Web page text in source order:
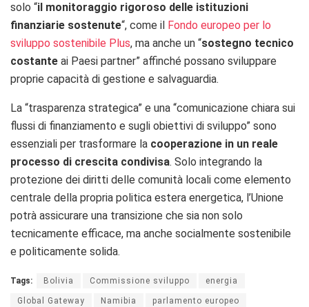
solo “il monitoraggio rigoroso delle istituzioni
finanziarie sostenute“, come il Fondo europeo per lo
sviluppo sostenibile Plus, ma anche un “sostegno tecnico
costante ai Paesi partner” affinché possano sviluppare
proprie capacità di gestione e salvaguardia.
La “trasparenza strategica” e una “comunicazione chiara sui
flussi di finanziamento e sugli obiettivi di sviluppo” sono
essenziali per trasformare la cooperazione in un reale
processo di crescita condivisa. Solo integrando la
protezione dei diritti delle comunità locali come elemento
centrale della propria politica estera energetica, l’Unione
potrà assicurare una transizione che sia non solo
tecnicamente efficace, ma anche socialmente sostenibile
e politicamente solida.
Tags: Bolivia Commissione sviluppo energia
Global Gateway Namibia parlamento europeo